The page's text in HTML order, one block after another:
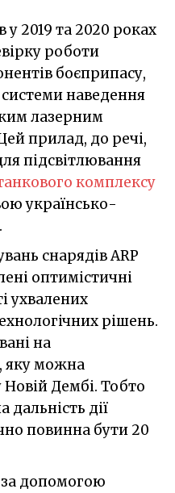
2019 та 2020 роках
роботи
боєприпасу,
наведення
лазерним
прилад, до речі,
підсвітлювання
комплексу
українсько-
снарядів ARP
оптимістичні
ухвалених
рішень.
на
яку можна
Новій Дембі. Тобто
дальність дії
повинна бути 20
допомогою